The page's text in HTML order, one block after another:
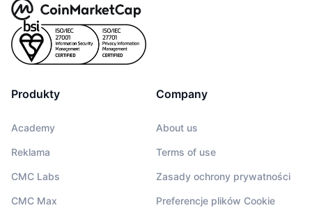
Produkty
Academy
Reklama
CMC Labs
CMC Max
Company
About us
Terms of use
Zasady ochrony prywatności
Preferencje plików Cookie